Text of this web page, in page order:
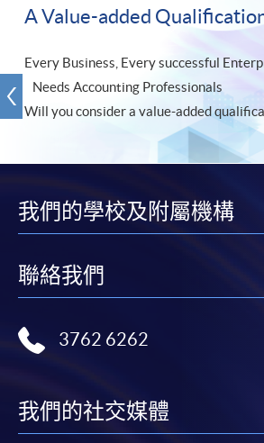
A Value-added
Every Business, Every successful
Needs Accounting Professionals
​Will you consider a value-added
我們的學校及附屬機構
聯絡我們
3762 6262
我們的社交媒體